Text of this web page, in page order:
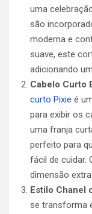
uma
são
moderna e
suave, este
adicionando
Cabelo Curto
curto Pixie é
para exibir os
uma franja
perfeito para
fácil de cuidar.
dimensão
Estilo Chanel
se transforma